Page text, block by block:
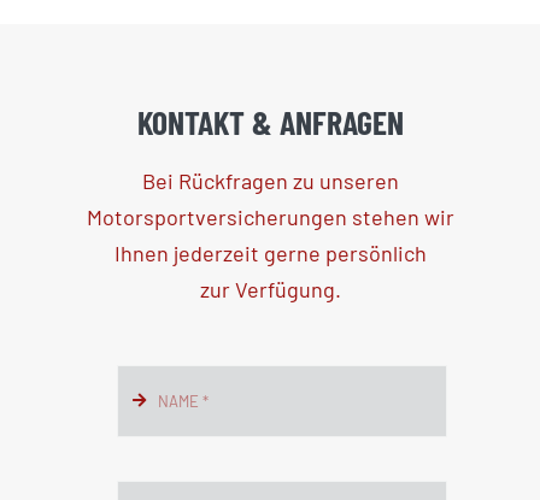
KONTAKT & ANFRAGEN
Bei Rückfragen zu unseren
Motorsportversicherungen stehen wir
Ihnen jederzeit gerne persönlich
zur Verfügung.